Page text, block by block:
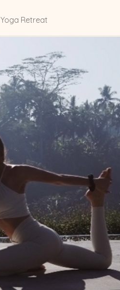
Yoga Retreat